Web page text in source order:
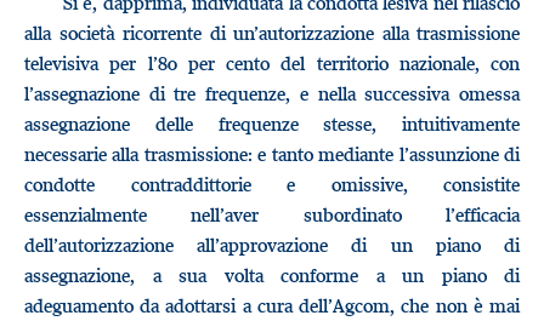
alla società ricorrente di un’autorizzazione alla trasmissione
televisiva per l’80 per cento del territorio nazionale, con
l’assegnazione di tre frequenze, e nella successiva omessa
assegnazione delle frequenze stesse, intuitivamente
necessarie alla trasmissione: e tanto mediante l’assunzione di
condotte contraddittorie e omissive, consistite
essenzialmente nell’aver subordinato l’efficacia
dell’autorizzazione all’approvazione di un piano di
assegnazione, a sua volta conforme a un piano di
adeguamento da adottarsi a cura dell’Agcom, che non è mai